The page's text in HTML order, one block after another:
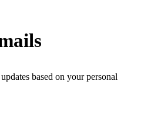
based on your personal